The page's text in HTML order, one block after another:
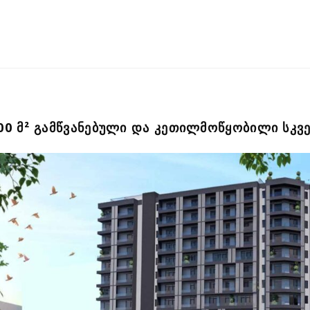
Მ² ᲒᲐᲛᲬᲕᲐᲜᲔᲑᲣᲚᲘ ᲓᲐ ᲙᲔᲗᲘᲚᲛᲝᲬᲧᲝᲑᲘᲚᲘ